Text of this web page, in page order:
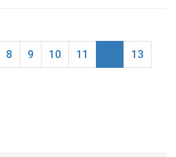
8 9 10 11 13